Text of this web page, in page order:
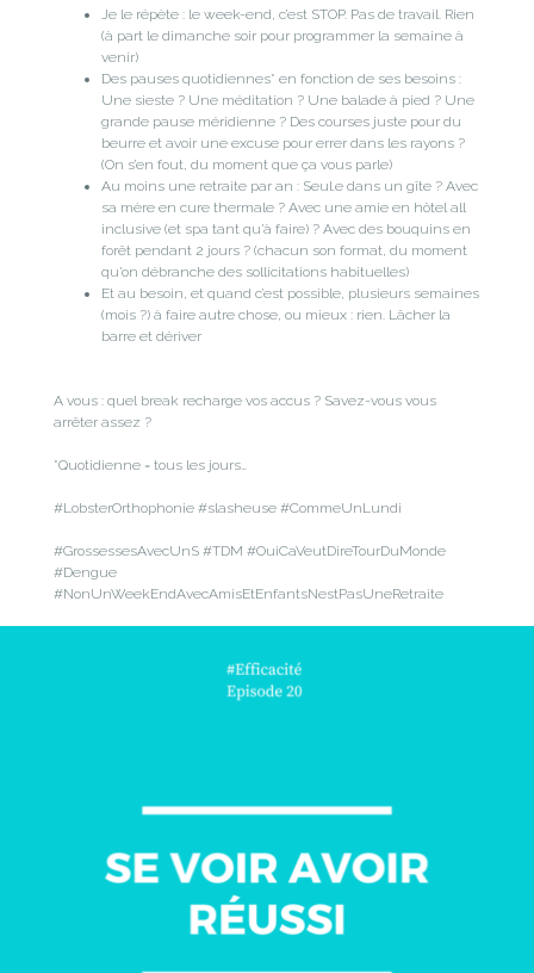
Je le répète : le week-end, c’est STOP. Pas de travail. Rien
(à part le dimanche soir pour programmer la semaine à
venir)
Des pauses quotidiennes* en fonction de ses besoins :
Une sieste ? Une méditation ? Une balade à pied ? Une
grande pause méridienne ? Des courses juste pour du
beurre et avoir une excuse pour errer dans les rayons ?
(On s’en fout, du moment que ça vous parle)
Au moins une retraite par an : Seul.e dans un gîte ? Avec
sa mère en cure thermale ? Avec une amie en hôtel all
inclusive (et spa tant qu’à faire) ? Avec des bouquins en
forêt pendant 2 jours ? (chacun son format, du moment
qu’on débranche des sollicitations habituelles)
Et au besoin, et quand c’est possible, plusieurs semaines
(mois ?) à faire autre chose, ou mieux : rien. Lâcher la
barre et dériver
A vous : quel break recharge vos accus ? Savez-vous vous
arrêter assez ?
*Quotidienne = tous les jours…
#LobsterOrthophonie #slasheuse #CommeUnLundi
#GrossessesAvecUnS #TDM #OuiCaVeutDireTourDuMonde
#Dengue
#NonUnWeekEndAvecAmisEtEnfantsNestPasUneRetraite